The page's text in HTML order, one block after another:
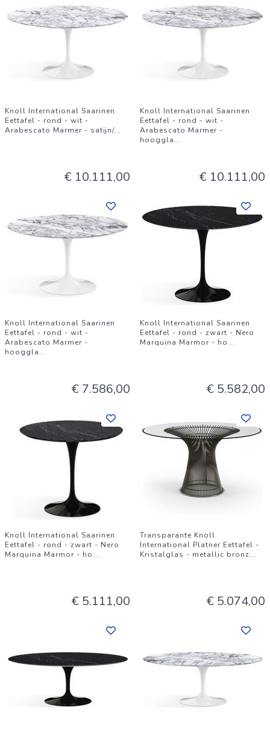
Knoll International Saarinen
Eettafel - rond - wit -
Arabescato Marmer - satijn/...
€ 10.111,00
Knoll International Saarinen
Eettafel - rond - wit -
Arabescato Marmer -
hooggla...
€ 10.111,00
Knoll International Saarinen
Eettafel - rond - wit -
Arabescato Marmer -
hooggla...
€ 7.586,00
Knoll International Saarinen
Eettafel - rond - zwart - Nero
Marquina Marmor - ho...
€ 5.582,00
Knoll International Saarinen
Eettafel - rond - zwart - Nero
Marquina Marmor - ho...
€ 5.111,00
Transparante Knoll
International Platner Eettafel -
Kristalglas - metallic bronz...
€ 5.074,00